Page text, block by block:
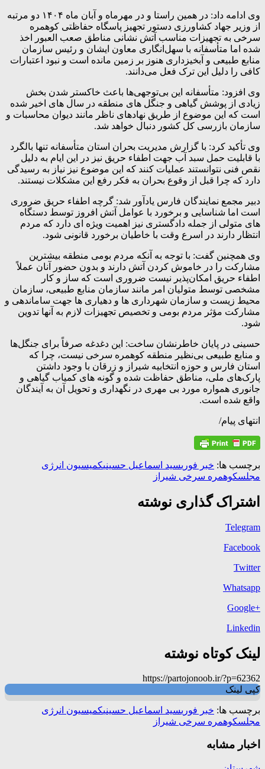
وی ادامه داد: در همین راستا و در مهرماه و آبان ماه ۱۴۰۴ دو مرتبه
از وزیر جهاد کشاورزی دستور تجهیز پاسگاه حفاظتی کوهمره
سرخی به تجهیزات مناسب آتش نشانی مناطق صعب العبور اخذ
شده اما متأسفانه با سهل‌انگاری معاون ایشان و رئیس سازمان
منابع طبیعی و آبخیزداری هنوز بر زمین مانده است و نبود اعتبارات
کافی را دلیل این ترک فعل می‌دانند.
وی افزود: متأسفانه این بی‌توجهی‌ها باعث خاکستر شدن بخش
زیادی از پوشش گیاهی و جنگل های منطقه در سال های اخیر شده
است که این موضوع از طریق نهادهای ناظر مانند دیوان محاسبات و
سازمان بازرسی کل کشور دنبال خواهد شد.
وی تأکید کرد: با گزارش مدیریت بحران استان متأسفانه تنها بالگرد
با قابلیت حمل سبد آب جهت اطفاء حریق نیز در این ایام به دلیل
نقص فنی نتوانستند عملیات کنند که این موضوع نیز نیاز به رسیدگی
دارد که چرا قبل از وقوع بحران به فکر رفع این مشکلات نیستند.
دبیر مجمع نمایندگان فارس یادآور شد: گرچه اطفاء حریق ضروری
است اما شناسایی و برخورد با عوامل آتش افروز توسط دستگاه
های متولی از جمله دادگستری نیز اهمیت ویژه ای دارد که مردم
انتظار دارند در اسرع وقت با خاطیان برخورد قانونی شود.
وی همچنین گفت: با توجه به آنکه مردم بومی منطقه بیشترین
مشارکت را در خاموش کردن آتش دارند و بدون حضور آنان عملاً
اطفاء حریق امکان‌پذیر نیست ضروری است که ساز و کار
مشخصی توسط متولیان امر مانند سازمان منابع طبیعی، سازمان
محیط زیست و سازمان شهرداری ها و دهیاری ها جهت ساماندهی و
مشارکت مؤثر مردم بومی و تخصیص تجهیزات لازم به آنها تدوین
شود.
حسینی در پایان خاطرنشان ساخت: این دغدغه صرفاً برای جنگل‌ها
و منابع طبیعی بی‌نظیر منطقه کوهمره سرخی نیست، چرا که
استان فارس و حوزه انتخابیه شیراز و زرقان با وجود داشتن
پارک‌های ملی، مناطق حفاظت شده و گونه های کمیاب گیاهی و
جانوری همواره مورد بی مهری در نگهداری و تحویل آن به آیندگان
واقع شده است.
انتهای پیام/
برچسب ها: خبر فوریسید اسماعیل حسینیکمیسیون انرژی
مجلسکوهمره سرخی شیراز
اشتراک گذاری نوشته
Telegram
Facebook
Twitter
Whatsapp
+Google
Linkedin
لینک کوتاه نوشته
https://partojonoob.ir/?p=62362
کپی لینک
برچسب ها: خبر فوریسید اسماعیل حسینیکمیسیون انرژی
مجلسکوهمره سرخی شیراز
اخبار مشابه